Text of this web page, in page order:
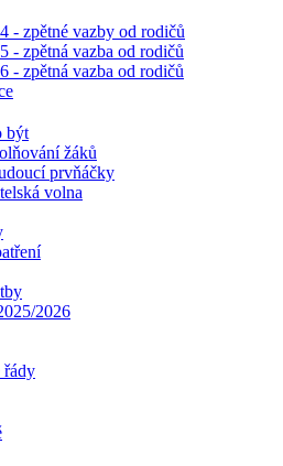
- zpětné vazby od rodičů
- zpětná vazba od rodičů
- zpětná vazba od rodičů
být
žáků
prvňáčky
volna
2026
řády